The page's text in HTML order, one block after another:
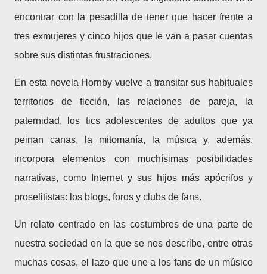
encontrar con la pesadilla de tener que hacer frente a
tres exmujeres y cinco hijos que le van a pasar cuentas
sobre sus distintas frustraciones.
En esta novela Hornby vuelve a transitar sus habituales
territorios de ficción, las relaciones de pareja, la
paternidad, los tics adolescentes de adultos que ya
peinan canas, la mitomanía, la música y, además,
incorpora elementos con muchísimas posibilidades
narrativas, como Internet y sus hijos más apócrifos y
proselitistas: los blogs, foros y clubs de fans.
Un relato centrado en las costumbres de una parte de
nuestra sociedad en la que se nos describe, entre otras
muchas cosas, el lazo que une a los fans de un músico